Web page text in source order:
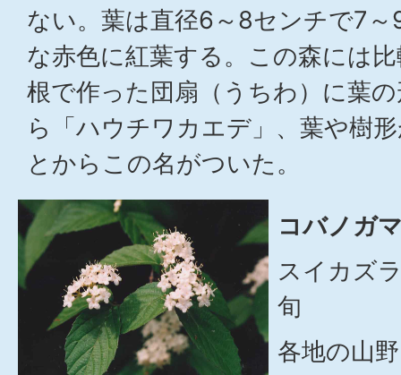
ない。葉は直径6～8センチで7
な赤色に紅葉する。この森には
根で作った団扇（うちわ）に葉
ら「ハウチワカエデ」、葉や樹
とからこの名がついた。
コバノガ
スイカズ
旬
各地の山